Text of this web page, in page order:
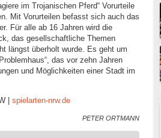
im Trojanischen Pferd“ Vorurteile
Mit Vorurteilen befasst sich auch das
Für alle ab 16 Jahren wird die
das gesellschaftliche Themen
längst überholt wurde. Es geht um
das vor zehn Jahren
und Möglichkeiten einer Stadt im
| spielarten-nrw.de
PETER ORTMANN